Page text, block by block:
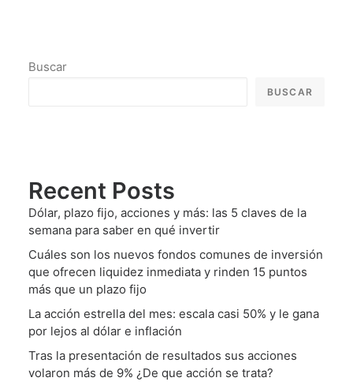
Buscar
BUSCAR
Recent Posts
Dólar, plazo fijo, acciones y más: las 5 claves de la
semana para saber en qué invertir
Cuáles son los nuevos fondos comunes de inversión
que ofrecen liquidez inmediata y rinden 15 puntos
más que un plazo fijo
La acción estrella del mes: escala casi 50% y le gana
por lejos al dólar e inflación
Tras la presentación de resultados sus acciones
volaron más de 9% ¿De que acción se trata?